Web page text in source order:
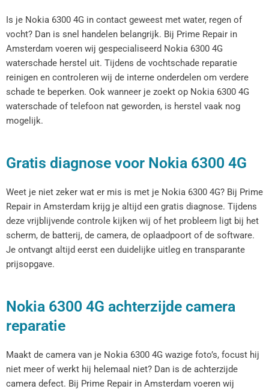
Is je Nokia 6300 4G in contact geweest met water, regen of
vocht? Dan is snel handelen belangrijk. Bij Prime Repair in
Amsterdam voeren wij gespecialiseerd Nokia 6300 4G
waterschade herstel uit. Tijdens de vochtschade reparatie
reinigen en controleren wij de interne onderdelen om verdere
schade te beperken. Ook wanneer je zoekt op Nokia 6300 4G
waterschade of telefoon nat geworden, is herstel vaak nog
mogelijk.
Gratis diagnose voor Nokia 6300 4G
Weet je niet zeker wat er mis is met je Nokia 6300 4G? Bij Prime
Repair in Amsterdam krijg je altijd een gratis diagnose. Tijdens
deze vrijblijvende controle kijken wij of het probleem ligt bij het
scherm, de batterij, de camera, de oplaadpoort of de software.
Je ontvangt altijd eerst een duidelijke uitleg en transparante
prijsopgave.
Nokia 6300 4G achterzijde camera
reparatie
Maakt de camera van je Nokia 6300 4G wazige foto’s, focust hij
niet meer of werkt hij helemaal niet? Dan is de achterzijde
camera defect. Bij Prime Repair in Amsterdam voeren wij